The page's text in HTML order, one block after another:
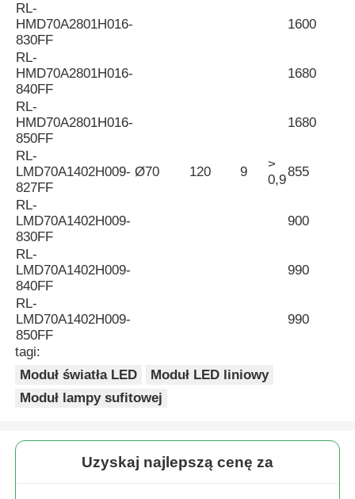
Mini Oświetlacz Ścienny
Sauna Light Bar
Wysokiej wydajności pas LED
Oprawy oświetleniowe LED
Elastyczne lampy LED
RL-
HMD70A2801H016-
830FF
1600
RL-
HMD70A2801H016-
840FF
1680
RL-
HMD70A2801H016-
850FF
1680
RL-
LMD70A1402H009-
827FF
Ø70 120 9
>
0,9
855
RL-
LMD70A1402H009-
830FF
900
RL-
LMD70A1402H009-
840FF
990
RL-
LMD70A1402H009-
850FF
990
tagi:
Moduł światła LED
Moduł LED liniowy
Moduł lampy sufitowej
Uzyskaj najlepszą cenę za